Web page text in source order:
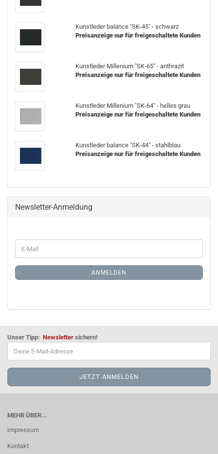
Kunst­le­der ba­lan­ce "SK-45" - schwarz
Preisanzeige nur für freigeschaltete Kunden
Kunst­le­der Mil­le­ni­um "SK-65" - an­thra­zit
Preisanzeige nur für freigeschaltete Kunden
Kunst­le­der Mil­le­ni­um "SK-64" - hel­les grau
Preisanzeige nur für freigeschaltete Kunden
Kunst­le­der ba­lan­ce "SK-44" - stahl­blau
Preisanzeige nur für freigeschaltete Kunden
Newsletter-Anmeldung
WEITER
ZUR
ANMELDUNG
E-
Mail
ANMELDEN
Unser Tipp: Newsletter sichern!
MEHR ÜBER...
Impressum
Kontakt